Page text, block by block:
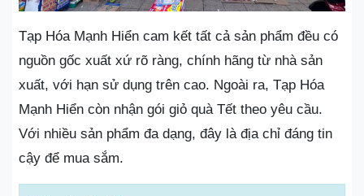
Tạp Hóa Mạnh Hiển cam kết tất cả sản phẩm đều có
nguồn gốc xuất xứ rõ ràng, chính hãng từ nhà sản
xuất, với hạn sử dụng trên cao. Ngoài ra, Tạp Hóa
Mạnh Hiển còn nhận gói giỏ quà Tết theo yêu cầu.
Với nhiều sản phẩm đa dạng, đây là địa chỉ đáng tin
cậy để mua sắm.